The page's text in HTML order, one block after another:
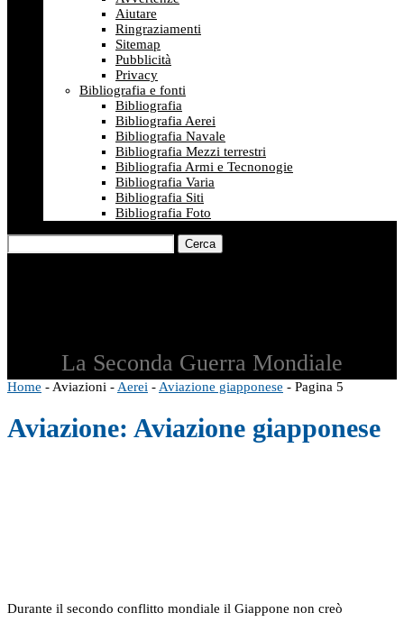
Aiutare
Ringraziamenti
Sitemap
Pubblicità
Privacy
Bibliografia e fonti
Bibliografia
Bibliografia Aerei
Bibliografia Navale
Bibliografia Mezzi terrestri
Bibliografia Armi e Tecnonogie
Bibliografia Varia
Bibliografia Siti
Bibliografia Foto
Cerca
La Seconda Guerra Mondiale
Home - Aviazioni - Aerei - Aviazione giapponese - Pagina 5
Aviazione: Aviazione giapponese
Durante il secondo conflitto mondiale il Giappone non creò